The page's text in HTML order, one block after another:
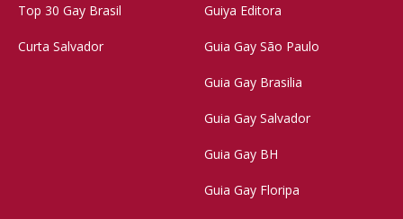
Top 30 Gay Brasil
Curta Salvador
Guiya Editora
Guia Gay São Paulo
Guia Gay Brasilia
Guia Gay Salvador
Guia Gay BH
Guia Gay Floripa